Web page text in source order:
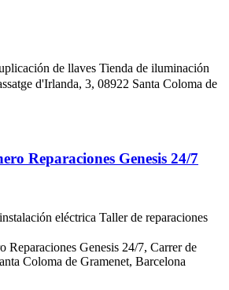
de llaves Tienda de iluminación
d'Irlanda, 3, 08922 Santa Coloma de
Reparaciones Genesis 24/7
eléctrica Taller de reparaciones
Reparaciones Genesis 24/7, Carrer de
Coloma de Gramenet, Barcelona